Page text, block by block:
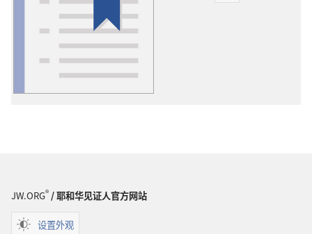
JW.ORG®/ 耶和华见证人官方网站
设置外观